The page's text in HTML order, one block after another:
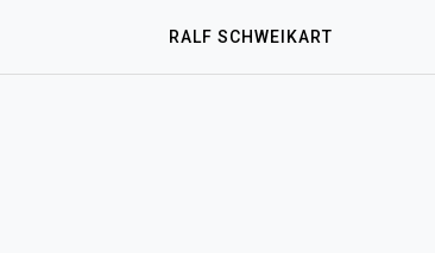
RALF SCHWEIKART